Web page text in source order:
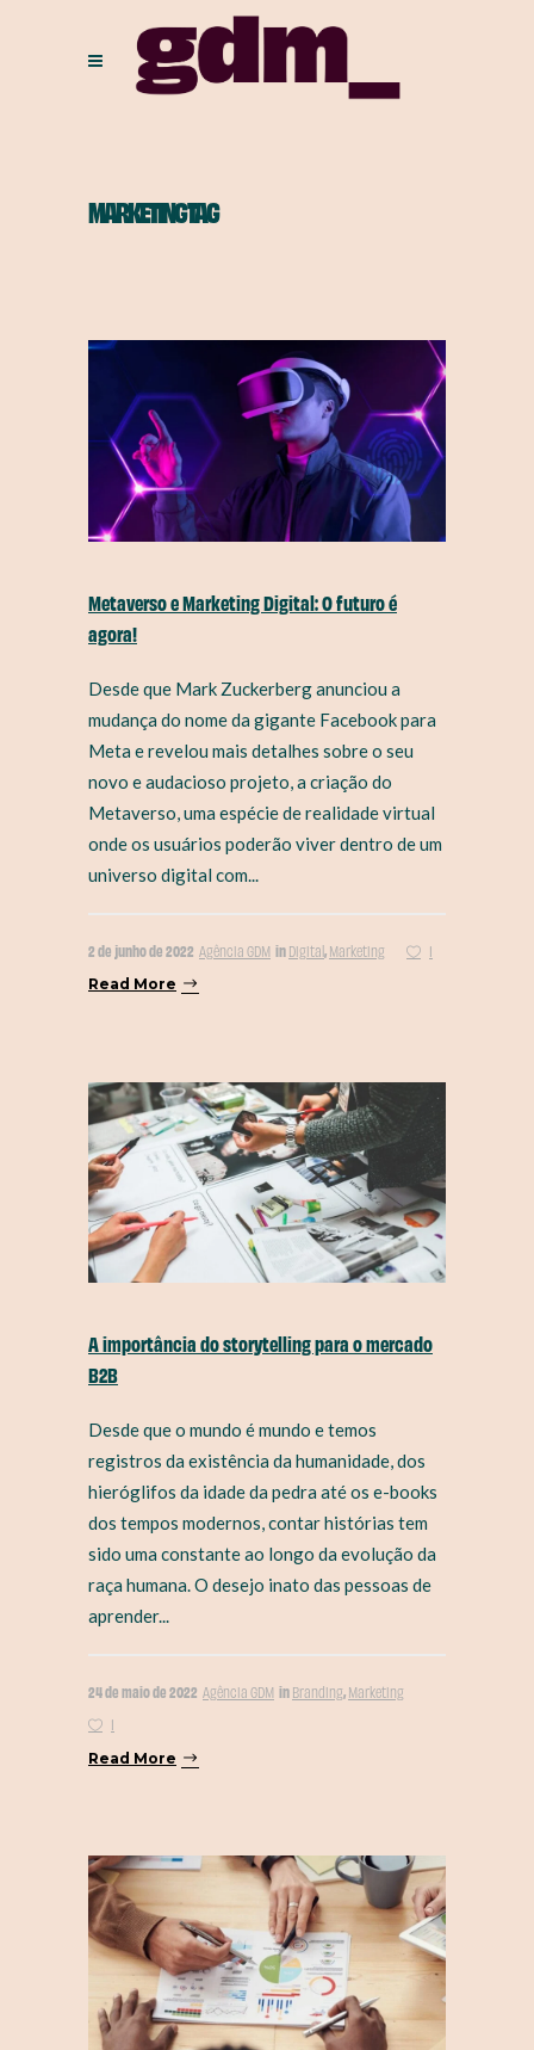
MARKETING TAG
Metaverso e Marketing Digital: O futuro é
agora!
Desde que Mark Zuckerberg anunciou a
mudança do nome da gigante Facebook para
Meta e revelou mais detalhes sobre o seu
novo e audacioso projeto, a criação do
Metaverso, uma espécie de realidade virtual
onde os usuários poderão viver dentro de um
universo digital com...
2 de junho de 2022 Agência GDM in Digital, Marketing
1
Read More
A importância do storytelling para o mercado
B2B
Desde que o mundo é mundo e temos
registros da existência da humanidade, dos
hieróglifos da idade da pedra até os e-books
dos tempos modernos, contar histórias tem
sido uma constante ao longo da evolução da
raça humana. O desejo inato das pessoas de
aprender...
24 de maio de 2022 Agência GDM in Branding, Marketing
1
Read More